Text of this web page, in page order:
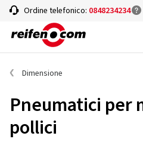
Ordine telefonico: 0848234234
Dimensione
Pneumatici per
pollici